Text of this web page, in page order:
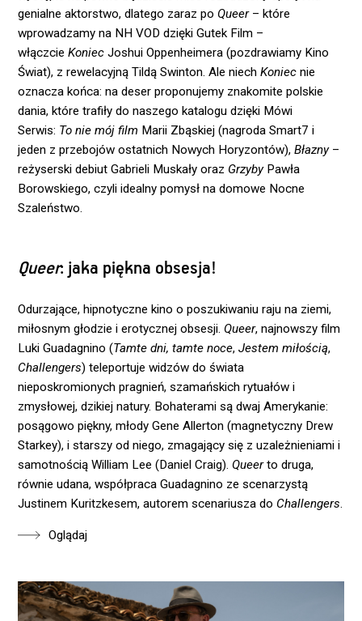
genialne aktorstwo, dlatego zaraz poQueer– które
wprowadzamy na NH VOD dzięki Gutek Film –
włączcieKoniec Joshui Oppenheimera (pozdrawiamy Kino
Świat), z rewelacyjną Tildą Swinton. Ale niechKoniec nie
oznacza końca: na deser proponujemy znakomite polskie
dania, które trafiły do naszego katalogu dzięki Mówi
Serwis: To nie mój film Marii Zbąskiej (nagroda Smart7 i
jeden z przebojów ostatnich Nowych Horyzontów),Błazny–
reżyserski debiut Gabrieli Muskały oraz Grzyby Pawła
Borowskiego, czyli idealny pomysł na domowe Nocne
Szaleństwo.
Queer: jaka piękna obsesja!
Odurzające, hipnotyczne kino o poszukiwaniu raju na ziemi,
miłosnym głodzie i erotycznej obsesji.Queer, najnowszy film
Luki Guadagnino (Tamte dni, tamte noce,Jestem miłością,
Challengers) teleportuje widzów do świata
nieposkromionych pragnień, szamańskich rytuałów i
zmysłowej, dzikiej natury. Bohaterami są dwaj Amerykanie:
posągowo piękny, młody Gene Allerton (magnetyczny Drew
Starkey), i starszy od niego, zmagający się z uzależnieniami i
samotnością William Lee (Daniel Craig).Queerto druga,
równie udana, współpraca Guadagnino ze scenarzystą
Justinem Kuritzkesem, autorem scenariusza do Challengers.
Oglądaj